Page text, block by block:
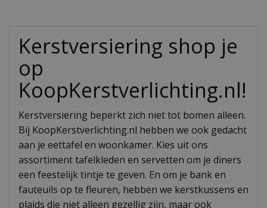
Kerstversiering shop je
op
KoopKerstverlichting.nl!
Kerstversiering beperkt zich niet tot bomen alleen.
Bij KoopKerstverlichting.nl hebben we ook gedacht
aan je eettafel en woonkamer. Kies uit ons
assortiment tafelkleden en servetten om je diners
een feestelijk tintje te geven. En om je bank en
fauteuils op te fleuren, hebben we kerstkussens en
plaids die niet alleen gezellig zijn, maar ook